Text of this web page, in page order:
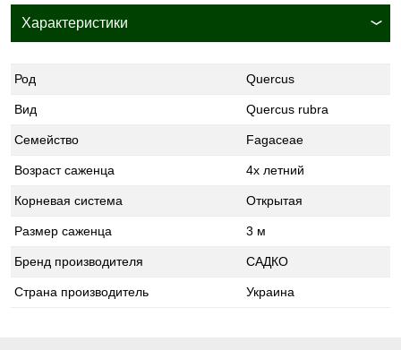
Характеристики
Род Quercus
Вид Quercus rubra
Семейство Fagaceae
Возраст саженца 4х летний
Корневая система Открытая
Размер саженца 3 м
Бренд производителя САДКО
Страна производитель Украина